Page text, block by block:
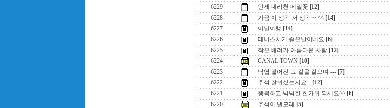
6229
인제 내리천 메밀꽃 [12]
6228
가끔 이 생각 저 생각~~^^ [14]
6227
이별여행 [14]
6226
테니스치기 좋은날이네요 [6]
6225
작은 배려가 아름다운 사람 [12]
6224
CANAL TOWN [10]
6223
낙엽 떨어진 그 길을 걸으며 --- [7]
6222
추석 잘쉬셨는지요... [12]
6221
행복하고 넉넉한 한가위 되세요^^ [6]
6220
추석이 낼모레 [5]